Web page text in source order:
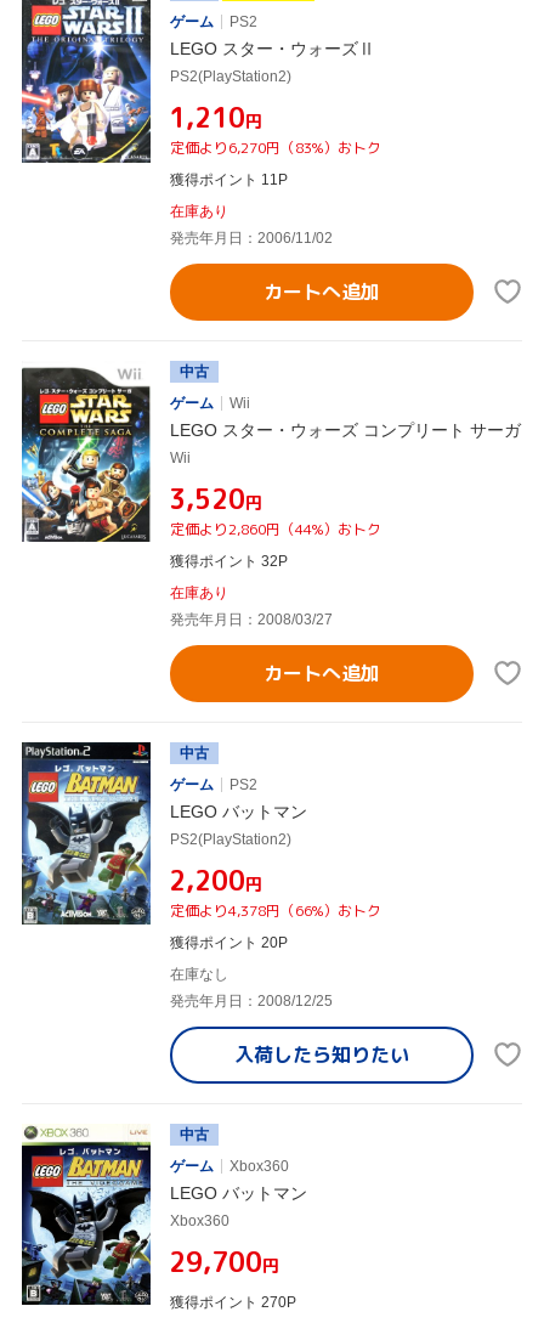
ゲーム
PS2
LEGO スター・ウォーズⅡ
PS2(PlayStation2)
¥1,210円
定価より6,270円（83%）おトク
獲得ポイント 11P
在庫あり
発売年月日：2006/11/02
カートへ追加
中古
ゲーム
Wii
LEGO スター・ウォーズ コンプリート サーガ
Wii
¥3,520円
定価より2,860円（44%）おトク
獲得ポイント 32P
在庫あり
発売年月日：2008/03/27
カートへ追加
中古
ゲーム
PS2
LEGO バットマン
PS2(PlayStation2)
¥2,200円
定価より4,378円（66%）おトク
獲得ポイント 20P
在庫なし
発売年月日：2008/12/25
入荷したら知りたい
中古
ゲーム
Xbox360
LEGO バットマン
Xbox360
¥29,700円
獲得ポイント 270P